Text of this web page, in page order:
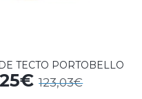
TECTO PORTOBELLO
123,03€